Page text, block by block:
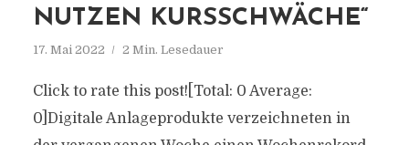
NUTZEN KURSSCHWÄCHE“
17. Mai 2022 2 Min. Lesedauer
Click to rate this post![Total: 0 Average:
0]Digitale Anlageprodukte verzeichneten in